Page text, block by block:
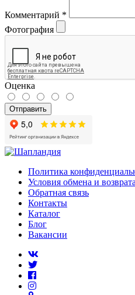
Комментарий *
Фотография
Оценка
Отправить
Политика
Условия обмена и возврата
Обратная связь
Контакты
Каталог
Блог
Вакансии